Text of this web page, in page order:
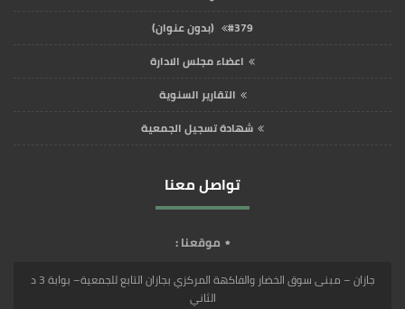
#379 (بدون عنوان)
اعضاء مجلس الادارة
التقارير السنوية
شهادة تسجيل الجمعية
تواصل معنا
موقعنا :
جازان – مبنى سوق الخضار والفاكهة المركزي بجازان التابع للجمعية– بوابة 3 د
الثاني